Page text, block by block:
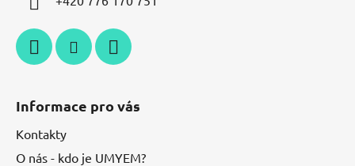
Informace pro vás
Kontakty
O nás - kdo je UMYEM?